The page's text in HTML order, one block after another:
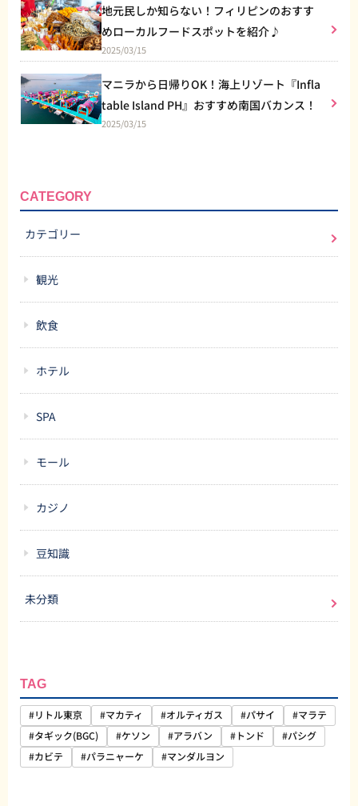
地元民しか知らない！フィリピンのおすす
めローカルフードスポットを紹介♪
2025/03/15
マニラから日帰りOK！海上リゾート『Infla
table Island PH』おすすめ南国バカンス！
2025/03/15
CATEGORY
カテゴリー
観光
飲食
ホテル
SPA
モール
カジノ
豆知識
未分類
TAG
#リトル東京 #マカティ #オルティガス #パサイ
#マラテ
#タギック(BGC)
#ケソン #アラバン #トンド
#パシグ
#カビテ
#パラニャーケ #マンダルヨン